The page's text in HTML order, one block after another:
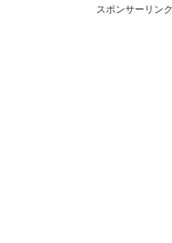
スポンサーリンク